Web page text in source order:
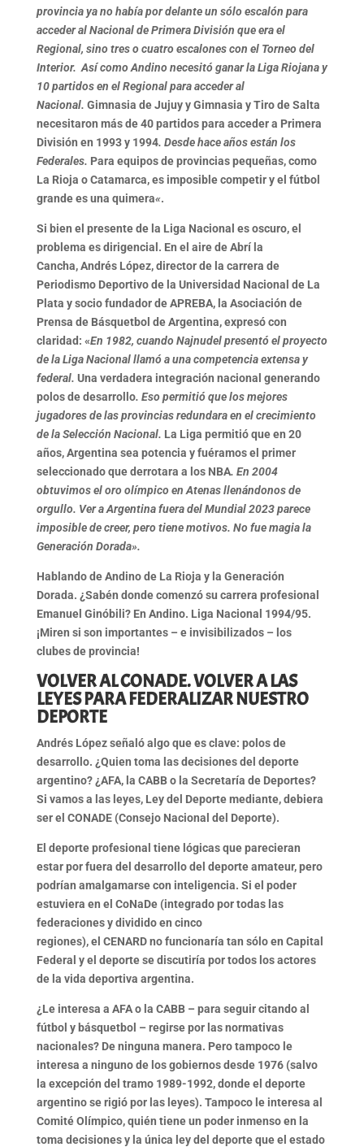
provincia ya no había por delante un sólo escalón para
acceder al Nacional de Primera División que era el
Regional, sino tres o cuatro escalones con el Torneo del
Interior. Así como Andino necesitó ganar la Liga Riojana y
10 partidos en el Regional para acceder al
Nacional. Gimnasia de Jujuy y Gimnasia y Tiro de Salta
necesitaron más de 40 partidos para acceder a Primera
División en 1993 y 1994. Desde hace años están los
Federales. Para equipos de provincias pequeñas, como
La Rioja o Catamarca, es imposible competir y el fútbol
grande es una quimera«.
Si bien el presente de la Liga Nacional es oscuro,el
problema es dirigencial . En el aire de Abrí la
Cancha,Andrés López, director de la carrera de
Periodismo Deportivo de la Universidad Nacional de La
Plata y socio fundador de APREBA, la Asociación de
Prensa de Básquetbol de Argentina, expresó con
claridad: «En 1982, cuando Najnudel presentó el proyecto
de la Liga Nacional llamó a una competencia extensa y
federal. Una verdadera integración nacional generando
polos de desarrollo. Eso permitió que los mejores
jugadores de las provincias redundara en el crecimiento
de la Selección Nacional. La Liga permitió que en 20
años, Argentina sea potencia y fuéramos el primer
seleccionado que derrotara a los NBA. En 2004
obtuvimos el oro olímpico en Atenas llenándonos de
orgullo. Ver a Argentina fuera del Mundial 2023 parece
imposible de creer, pero tiene motivos. No fue magia la
Generación Dorada».
Hablando de Andino de La Rioja y la Generación
Dorada. ¿Sabén donde comenzó su carrera profesional
Emanuel Ginóbili? En Andino. Liga Nacional 1994/95.
¡Miren si son importantes – e invisibilizados – los
clubes de provincia!
VOLVER AL CONADE. VOLVER A LAS
LEYES PARA FEDERALIZAR NUESTRO
DEPORTE
Andrés López señaló algo que es clave: polos de
desarrollo. ¿Quien toma las decisiones del deporte
argentino? ¿AFA, la CABB o la Secretaría de Deportes?
Si vamos a las leyes, Ley del Deporte mediante,debiera
ser el CONADE(Consejo Nacional del Deporte).
El deporte profesional tiene lógicas que parecieran
estar por fuera del desarrollo del deporte amateur, pero
podrían amalgamarse con inteligencia. Si el poder
estuviera en el CoNaDe (integrado por todas las
federaciones y dividido en cinco
regiones),el CENARDno funcionaría tan sólo en Capital
Federal y el deporte se discutiría por todos los actores
de la vida deportiva argentina.
¿Le interesa a AFA o la CABB – para seguir citando al
fútbol y básquetbol – regirse por las normativas
nacionales? De ninguna manera. Pero tampoco le
interesa a ninguno de los gobiernos desde 1976(salvo
la excepción del tramo 1989-1992, donde el deporte
argentino se rigió por las leyes). Tampoco le interesa al
Comité Olímpico, quién tiene un poder inmenso en la
toma decisiones y la única ley del deporte que el estado